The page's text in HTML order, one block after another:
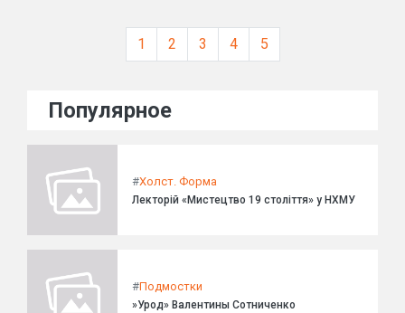
1 2 3 4 5
Популярное
#Холст. Форма
Лекторій «Мистецтво 19 століття» у НХМУ
#Подмостки
»Урод» Валентины Сотниченко